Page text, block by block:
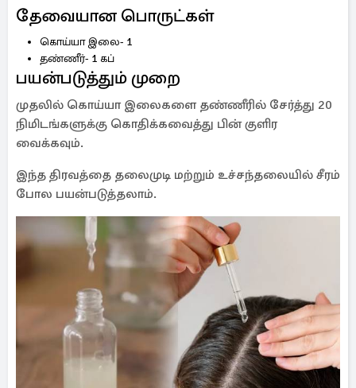
தேவையான பொருட்கள்
கொய்யா இலை- 1
தண்ணீர்- 1 கப்
பயன்படுத்தும் முறை
முதலில் கொய்யா இலைகளை தண்ணீரில் சேர்த்து 20
நிமிடங்களுக்கு கொதிக்கவைத்து பின் குளிர
வைக்கவும்.
இந்த திரவத்தை தலைமுடி மற்றும் உச்சந்தலையில் சீரம்
போல பயன்படுத்தலாம்.